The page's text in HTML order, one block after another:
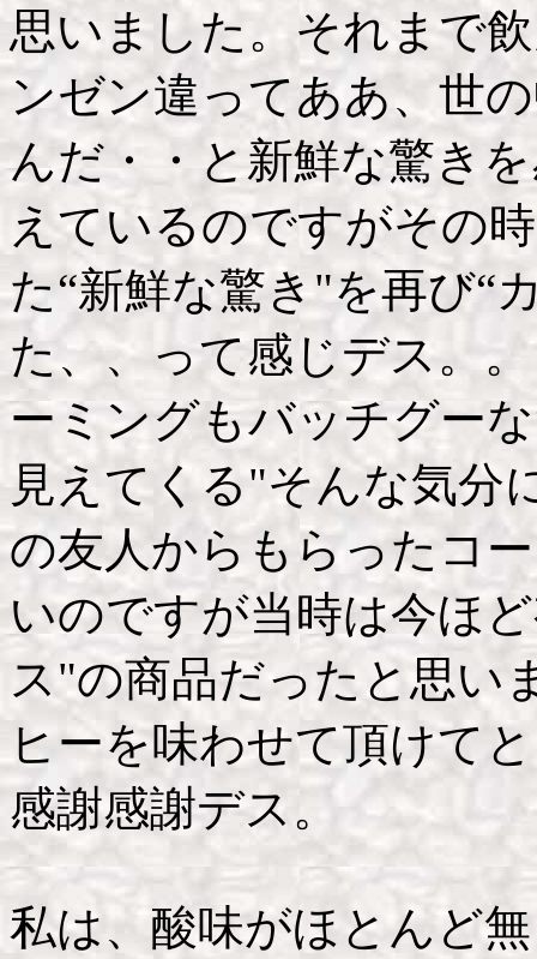
思いました。それまで
ンゼン違ってああ、世
んだ・・と新鮮な驚き
えているのですがその
た“新鮮な驚き"を再び“
た、、って感じデス。
ーミングもバッチグー
見えてくる"そんな気分
の友人からもらったコ
いのですが当時は今ほ
ス"の商品だったと思い
ヒーを味わせて頂けて
感謝感謝デス。
私は、酸味がほとんど